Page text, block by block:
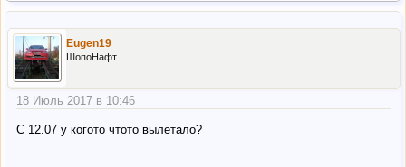
Eugen19
ШопоНафт
18 Июль 2017 в 10:46
C 12.07 у когото чтото вылетало?